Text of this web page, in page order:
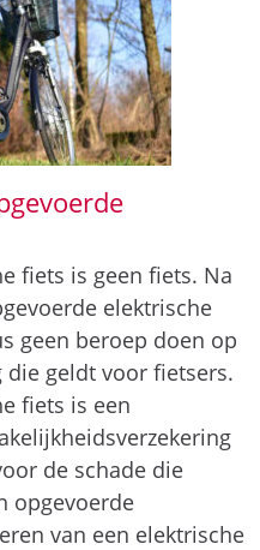
fiets is geen fiets. Na
elektrische
geen beroep doen op
geldt voor fietsers.
fiets is een
de schade die
opgevoerde
van een elektrische